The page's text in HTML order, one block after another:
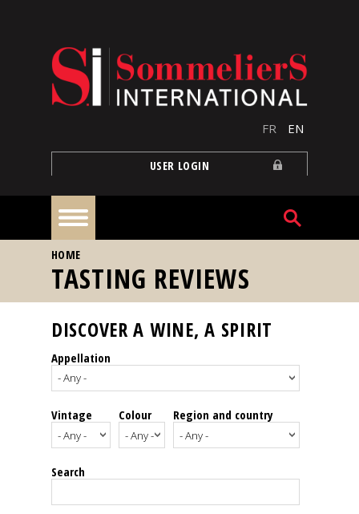
FR EN
USER LOGIN
Home
Our
events
Spirits
Tasting
reviews
YOU ARE HERE
HOME
TASTING REVIEWS
DISCOVER A WINE, A SPIRIT
Appellation
Vintage Colour Region and country
Search